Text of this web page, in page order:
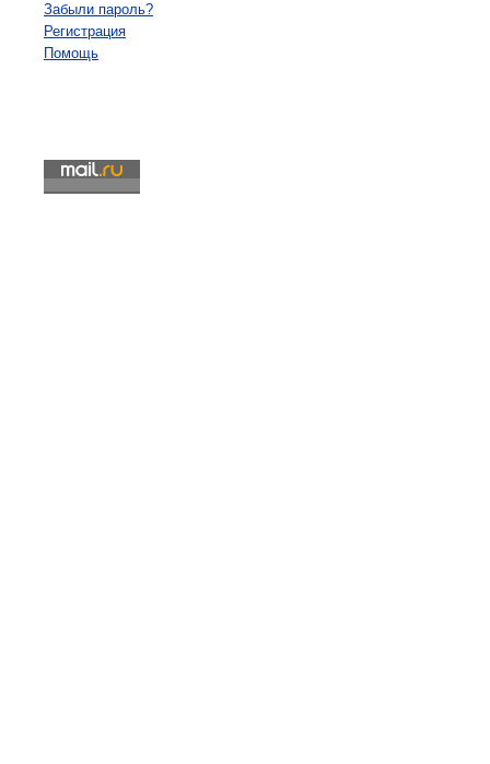
Забыли пароль?
Регистрация
Помощь